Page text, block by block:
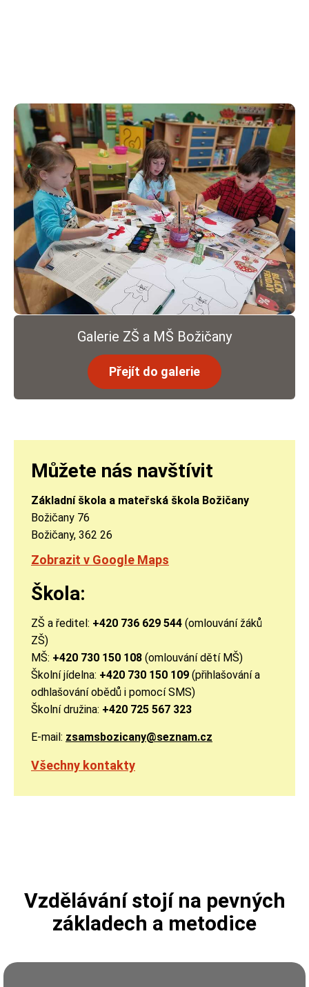
Galerie ZŠ a MŠ Božičany
Přejít do galerie
Můžete nás navštívit
Základní škola a mateřská škola Božičany
Božičany 76
Božičany, 362 26
Zobrazit v Google Maps
Škola:
ZŠ a ředitel: +420 736 629 544 (omlouvání žáků
ZŠ)
MŠ: +420 730 150 108 (omlouvání dětí MŠ)
Školní jídelna: +420 730 150 109 (přihlašování a
odhlašování obědů i pomocí SMS)
Školní družina: +420 725 567 323
E-mail: zsamsbozicany@seznam.cz
Všechny kontakty
Vzdělávání stojí na pevných
základech a metodice